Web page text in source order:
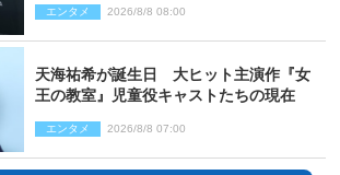
エンタメ 2026/8/8 08:00
天海祐希が誕生日 大ヒット主演作『女
王の教室』児童役キャストたちの現在
エンタメ 2026/8/8 07:00